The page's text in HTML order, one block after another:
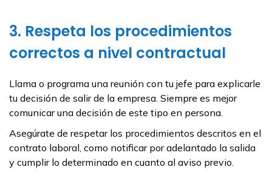
3. Respeta los procedimientos
correctos a nivel contractual
Llama o programa una reunión con tu jefe para explicarle
tu decisión de salir de la empresa. Siempre es mejor
comunicar una decisión de este tipo en persona.
Asegúrate de respetar los procedimientos descritos en el
contrato laboral, como notificar por adelantado la salida
y cumplir lo determinado en cuanto al aviso previo.